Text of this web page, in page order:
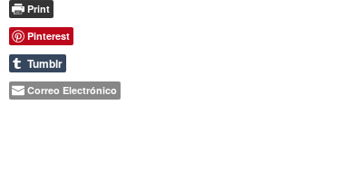
Print
Pinterest
Tumblr
Correo Electrónico